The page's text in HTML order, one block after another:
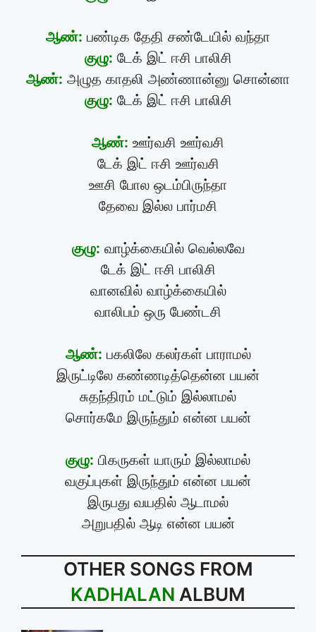
ஆண்: பண்டிக தேதி சண்டேயில் வந்தா
குழு: டேக் இட் ஈசி பாலிசி
ஆண்: அழுத காதலி அண்ணான்னு சொன்னா
குழு: டேக் இட் ஈசி பாலிசி
ஆண்: ஊர்வசி ஊர்வசி
டேக் இட் ஈசி ஊர்வசி
ஊசி போல ஒடம்பிருந்தா
தேவை இல்ல பார்மசி
குழு: வாழ்க்கையில் வெல்லவே
டேக் இட் ஈசி பாலிசி
வானவில் வாழ்க்கையில்
வாலிபம் ஒரு பேண்டசி
ஆண்: பகலிலே கலர்கள் பாராமல்
இருட்டிலே கண்ணடித்தென்ன பயன்
சுதந்திரம் மட்டும் இல்லாமல்
சொர்கமே இருந்தும் என்ன பயன்
குழு: பிகருகள் யாரும் இல்லாமல்
வகுப்புகள் இருந்தும் என்ன பயன்
இருபது வயதில் ஆடாமல்
அறுபதில் ஆடி என்ன பயன்
OTHER SONGS FROM
KADHALAN ALBUM